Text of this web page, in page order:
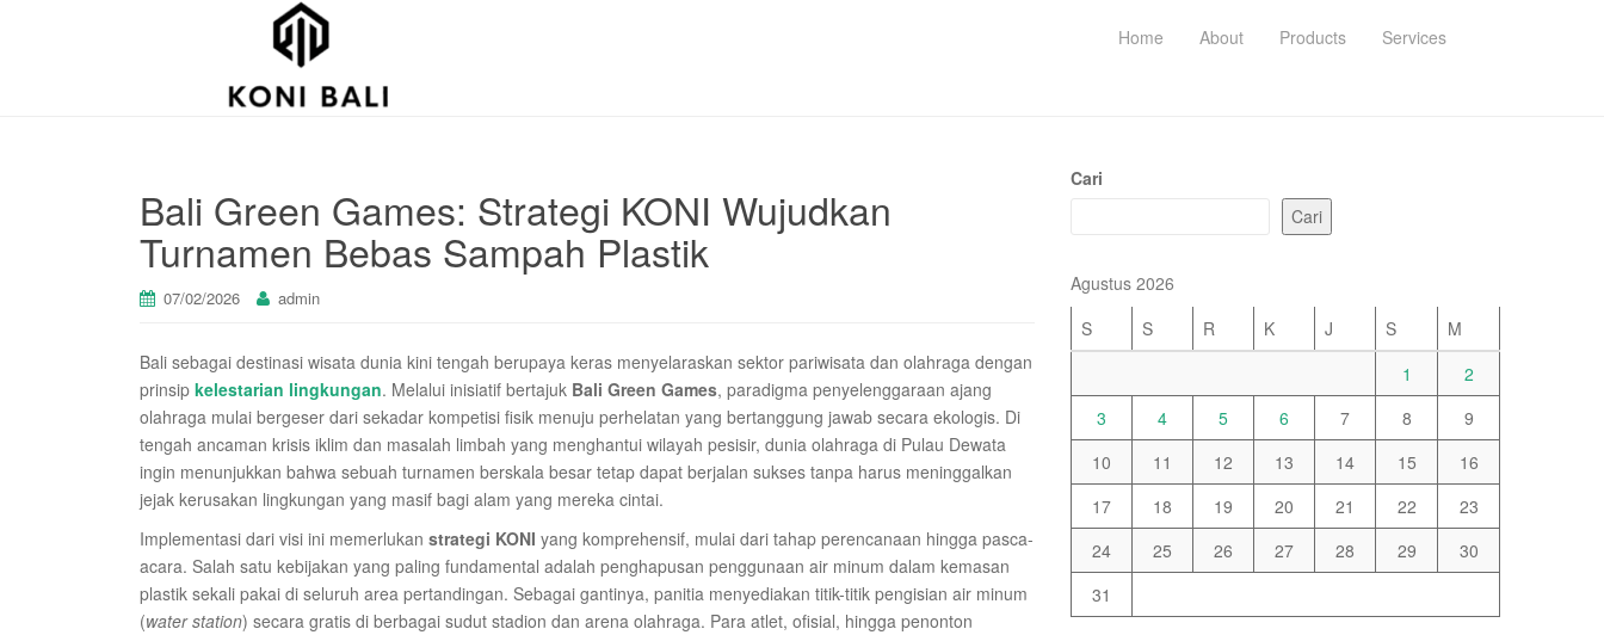
Home About Products Services
Bali Green Games: Strategi KONI Wujudkan
Turnamen Bebas Sampah Plastik
07/02/2026 admin
Bali sebagai destinasi wisata dunia kini tengah berupaya keras menyelaraskan sektor pariwisata dan olahraga dengan
prinsip kelestarian lingkungan. Melalui inisiatif bertajuk Bali Green Games, paradigma penyelenggaraan ajang
olahraga mulai bergeser dari sekadar kompetisi fisik menuju perhelatan yang bertanggung jawab secara ekologis. Di
tengah ancaman krisis iklim dan masalah limbah yang menghantui wilayah pesisir, dunia olahraga di Pulau Dewata
ingin menunjukkan bahwa sebuah turnamen berskala besar tetap dapat berjalan sukses tanpa harus meninggalkan
jejak kerusakan lingkungan yang masif bagi alam yang mereka cintai.
Implementasi dari visi ini memerlukan strategi KONI yang komprehensif, mulai dari tahap perencanaan hingga pasca-
acara. Salah satu kebijakan yang paling fundamental adalah penghapusan penggunaan air minum dalam kemasan
plastik sekali pakai di seluruh area pertandingan. Sebagai gantinya, panitia menyediakan titik-titik pengisian air minum
(water station) secara gratis di berbagai sudut stadion dan arena olahraga. Para atlet, ofisial, hingga penonton
Cari
Cari
Agustus 2026
S
S R K J S
M
1
2
3
4 5 6 7 8
9
10
11 12 13 14 15
16
17
18 19 20 21 22
23
24
25 26 27 28 29
30
31